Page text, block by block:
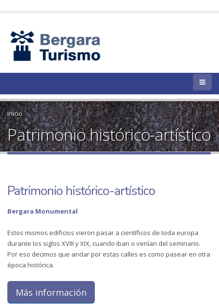
Inicio
Patrimonio histórico-artístico
Patrimonio histórico-artístico
Bergara Monumental
Estos mismos edificios vieron pasar a científicos de toda europa
durante los siglos XVIII y XIX, cuando iban o venían del seminario.
Por eso decimos que andar por estas calles es como pasear en otra
época histórica.
Más información